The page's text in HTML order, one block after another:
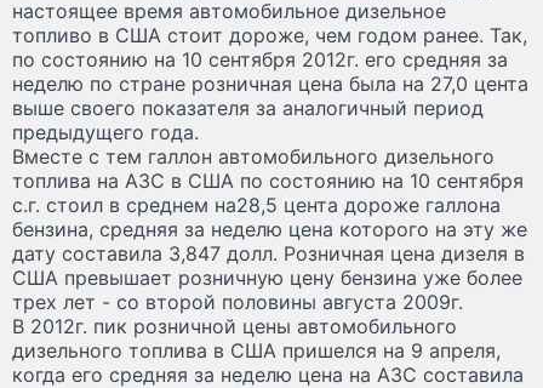
настоящее время автомобильное дизельное
топливо в США стоит дороже, чем годом ранее. Так,
по состоянию на 10 сентября 2012г. его средняя за
неделю по стране розничная цена была на 27,0 цента
выше своего показателя за аналогичный период
предыдущего года.
Вместе с тем галлон автомобильного дизельного
топлива на АЗС в США по состоянию на 10 сентября
с.г. стоил в среднем на28,5 цента дороже галлона
бензина, средняя за неделю цена которого на эту же
дату составила 3,847 долл. Розничная цена дизеля в
США превышает розничную цену бензина уже более
трех лет - со второй половины августа 2009г.
В 2012г. пик розничной цены автомобильного
дизельного топлива в США пришелся на 9 апреля,
когда его средняя за неделю цена на АЗС составила